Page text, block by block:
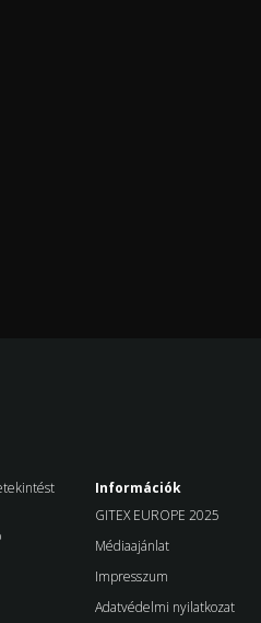
Információk
GITEX EUROPE 2025
Médiaajánlat
Impresszum
Adatvédelmi nyilatkozat